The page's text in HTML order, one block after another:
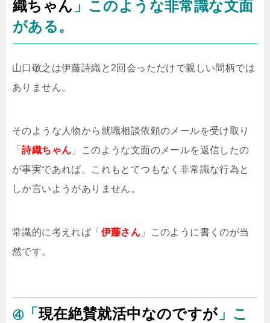
織ちゃん 」このような非常識な文面
がある。
山口敬之は伊藤詩織と2回会っただけで親しい間柄では
ありません。
そのような人物から就職相談依頼のメールを受け取り
「詩織ちゃん 」このような文面のメールを返信したの
が事実であれば、これもとてつもなく非常識な行為と
しか言いようがありません。
常識的に考えれば「 伊藤さん 」このように書くのが当
然です。
④「現在絶賛就活中なのですが」こ